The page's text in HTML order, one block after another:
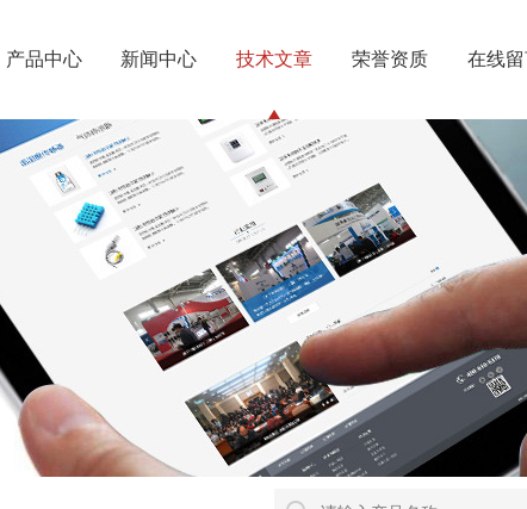
产品中心 新闻中心 技术文章 荣誉资质 在线